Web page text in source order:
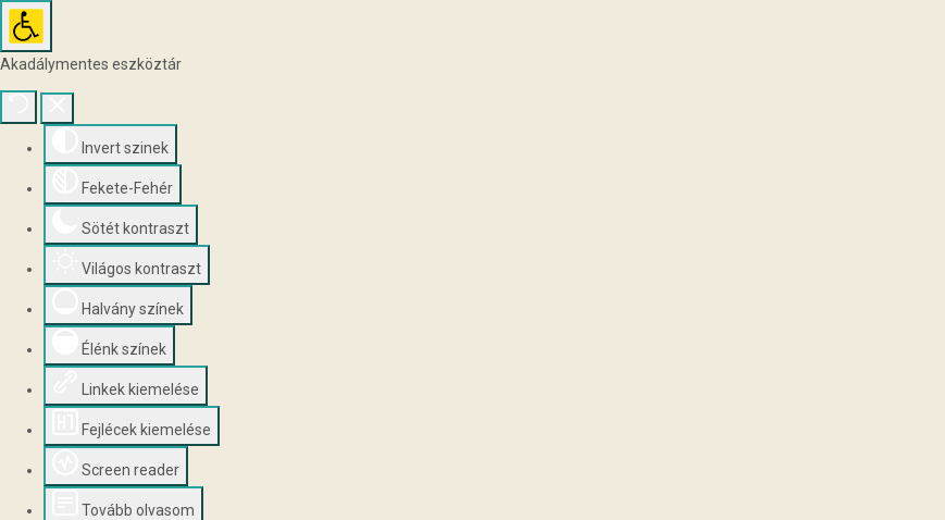
Akadálymentes eszköztár
Invert szinek
Fekete-Fehér
Sötét kontraszt
Világos kontraszt
Halvány színek
Élénk színek
Linkek kiemelése
Fejlécek kiemelése
Screen reader
Tovább olvasom